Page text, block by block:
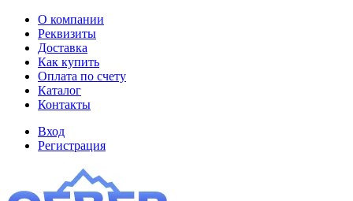
О компании
Реквизиты
Доставка
Как купить
Оплата по счету
Каталог
Контакты
Вход
Регистрация